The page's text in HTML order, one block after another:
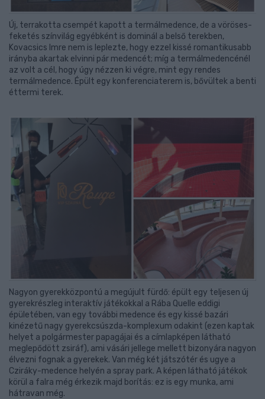
Új, terrakotta csempét kapott a termálmedence, de a vöröses-
feketés színvilág egyébként is dominál a belső terekben,
Kovacsics Imre nem is leplezte, hogy ezzel kissé romantikusabb
irányba akartak elvinni pár medencét; míg a termálmedencénél
az volt a cél, hogy úgy nézzen ki végre, mint egy rendes
termálmedence. Épült egy konferenciaterem is, bővültek a benti
éttermi terek.
Nagyon gyerekközpontú a megújult fürdő: épült egy teljesen új
gyerekrészleg interaktív játékokkal a Rába Quelle eddigi
épületében, van egy további medence és egy kissé bazári
kinézetű nagy gyerekcsúszda-komplexum odakint (ezen kaptak
helyet a polgármester papagájai és a címlapképen látható
meglepődött zsiráf), ami vásári jellege mellett bizonyára nagyon
élvezni fognak a gyerekek. Van még két játszótér és ugye a
Cziráky-medence helyén a spray park. A képen látható játékok
körül a falra még érkezik majd borítás: ez is egy munka, ami
hátravan még.